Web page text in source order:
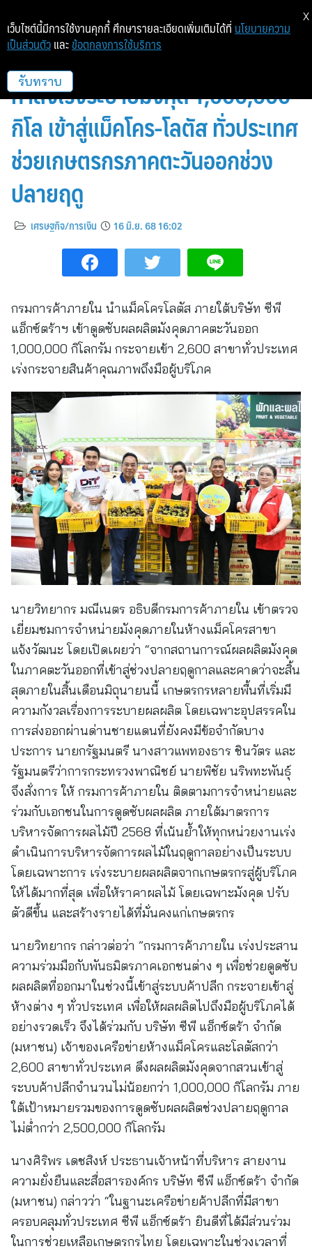
“พาณิชย์–ซีพีแอ็กซ์ตร้า” ผนึก
กำลังเร่งระบายมังคุด 1,000,000
กิโล เข้าสู่แม็คโคร-โลตัส ทั่วประเทศ
ช่วยเกษตรกรภาคตะวันออกช่วง
ปลายฤดู
เศรษฐกิจ/การเงิน 16 มิ.ย. 68 16:02
กรมการค้าภายใน นำแม็คโครโลตัส ภายใต้บริษัท ซีพี
แอ็กซ์ตร้าฯ เข้าดูดซับผลผลิตมังคุดภาคตะวันออก
1,000,000 กิโลกรัม กระจายเข้า 2,600 สาขาทั่วประเทศ
เร่งกระจายสินค้าคุณภาพถึงมือผู้บริโภค
นายวิทยากร มณีเนตร อธิบดีกรมการค้าภายใน เข้าตรวจ
เยี่ยมชมการจำหน่ายมังคุดภายในห้างแม็คโครสาขา
แจ้งวัฒนะ โดยเปิดเผยว่า “จากสถานการณ์ผลผลิตมังคุด
ในภาคตะวันออกที่เข้าสู่ช่วงปลายฤดูกาลและคาดว่าจะสิ้น
สุดภายในสิ้นเดือนมิถุนายนนี้ เกษตรกรหลายพื้นที่เริ่มมี
ความกังวลเรื่องการระบายผลผลิต โดยเฉพาะอุปสรรคใน
การส่งออกผ่านด่านชายแดนที่ยังคงมีข้อจำกัดบาง
ประการ นายกรัฐมนตรี นางสาวแพทองธาร ชินวัตร และ
รัฐมนตรีว่าการกระทรวงพาณิชย์ นายพิชัย นริพทะพันธุ์
จึงสั่งการ ให้ กรมการค้าภายใน ติดตามการจำหน่ายและ
ร่วมกับเอกชนในการดูดซับผลผลิต ภายใต้มาตรการ
บริหารจัดการผลไม้ปี 2568 ที่เน้นย้ำให้ทุกหน่วยงานเร่ง
ดำเนินการบริหารจัดการผลไม้ในฤดูกาลอย่างเป็นระบบ
โดยเฉพาะการ เร่งระบายผลผลิตจากเกษตรกรสู่ผู้บริโภค
ให้ได้มากที่สุด เพื่อให้ราคาผลไม้ โดยเฉพาะมังคุด ปรับ
ตัวดีขึ้น และสร้างรายได้ที่มั่นคงแก่เกษตรกร
นายวิทยากร กล่าวต่อว่า ”กรมการค้าภายใน เร่งประสาน
ความร่วมมือกับพันธมิตรภาคเอกชนต่าง ๆ เพื่อช่วยดูดซับ
ผลผลิตที่ออกมาในช่วงนี้เข้าสู่ระบบค้าปลีก กระจายเข้าสู่
ห้างต่าง ๆ ทั่วประเทศ เพื่อให้ผลผลิตไปถึงมือผู้บริโภคได้
อย่างรวดเร็ว จึงได้ร่วมกับ บริษัท ซีพี แอ็กซ์ตร้า จำกัด
(มหาชน) เจ้าของเครือข่ายห้างแม็คโครและโลตัสกว่า
2,600 สาขาทั่วประเทศ ดึงผลผลิตมังคุดจากสวนเข้าสู่
ระบบค้าปลีกจำนวนไม่น้อยกว่า 1,000,000 กิโลกรัม ภาย
ใต้เป้าหมายรวมของการดูดซับผลผลิตช่วงปลายฤดูกาล
ไม่ต่ำกว่า 2,500,000 กิโลกรัม
นางศิริพร เดชสิงห์ ประธานเจ้าหน้าที่บริหาร สายงาน
ความยั่งยืนและสื่อสารองค์กร บริษัท ซีพี แอ็กซ์ตร้า จำกัด
(มหาชน) กล่าวว่า “ในฐานะเครือข่ายค้าปลีกที่มีสาขา
ครอบคลุมทั่วประเทศ ซีพี แอ็กซ์ตร้า ยินดีที่ได้มีส่วนร่วม
ในการช่วยเหลือเกษตรกรไทย โดยเฉพาะในช่วงเวลาที่
เว็บไซต์นี้มีการใช้งานคุกกี้ ศึกษารายละเอียดเพิ่มเติมได้ที่ นโยบายความ
เป็นส่วนตัว และ ข้อตกลงการใช้บริการ
รับทราบ
X